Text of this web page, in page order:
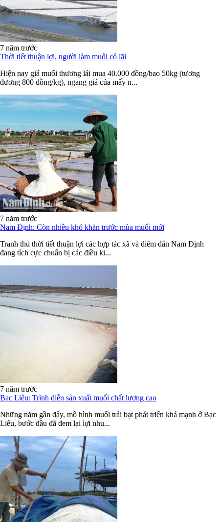
7 năm trước
Thời tiết thuận lợi, người làm muối có lãi
Hiện nay giá muối thương lái mua 40.000 đồng/bao 50kg (tương
đương 800 đồng/kg), ngang giá của mấy n...
7 năm trước
Nam Định: Còn nhiều khó khăn trước mùa muối mới
Tranh thủ thời tiết thuận lợi các hợp tác xã và diêm dân Nam Định
đang tích cực chuẩn bị các điều ki...
7 năm trước
Bạc Liêu: Trình diễn sản xuất muối chất lượng cao
Những năm gần đây, mô hình muối trải bạt phát triển khá mạnh ở Bạc
Liêu, bước đầu đã đem lại lợi nhu...